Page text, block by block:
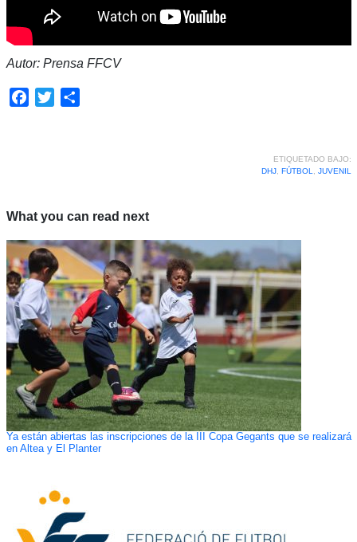
Autor: Prensa FFCV
Facebook
Twitter
ETIQUETADO BAJO:
DHJ, FÚTBOL, JUVENIL
What you can read next
Ya están abiertas las inscripciones de la III Copa Gegants que se realizará
en Altea y El Planter